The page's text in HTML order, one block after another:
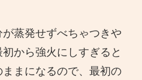
蒸発せずべちゃつきや
から強火にしすぎると
まになるので、最初の